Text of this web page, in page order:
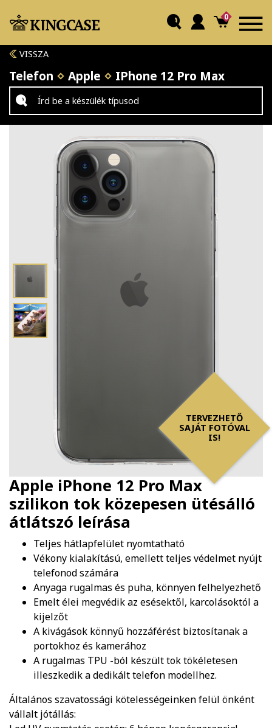
0
VISSZA
Telefon Apple IPhone 12 Pro Max
TERVEZHETŐ
SAJÁT FOTÓVAL
IS!
Apple iPhone 12 Pro Max
szilikon tok közepesen ütésálló
átlátszó leírása
Teljes hátlapfelület nyomtatható
Vékony kialakítású, emellett teljes védelmet nyújt
telefonod számára
Anyaga rugalmas és puha, könnyen felhelyezhető
Emelt élei megvédik az esésektől, karcolásoktól a
kijelzőt
A kivágások könnyű hozzáférést biztosítanak a
portokhoz és kamerához
A rugalmas TPU -ból készült tok tökéletesen
illeszkedik a dedikált telefon modellhez.
Általános szavatossági kötelességeinken felül önként
vállalt jótállás: